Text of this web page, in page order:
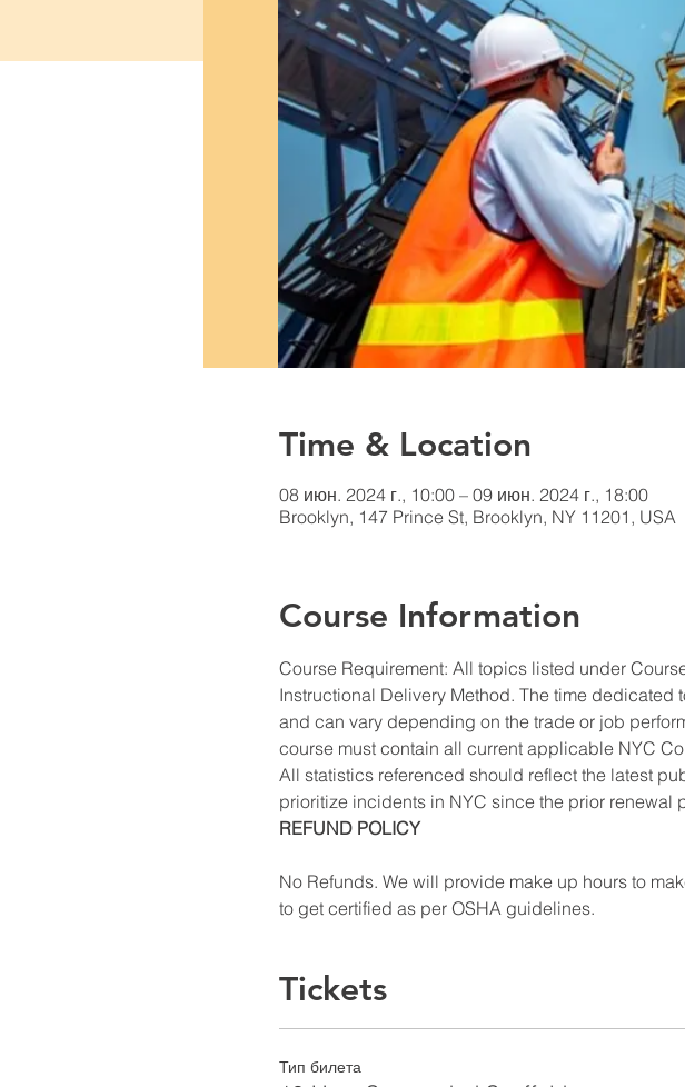
Time & Location
08 июн. 2024 г., 10:00 – 09 июн. 2024 г., 18:00
Brooklyn, 147 Prince St, Brooklyn, NY 11201, USA
Course Information
Course Requirement: All topics listed under
Instructional Delivery Method. The time
and can vary depending on the trade or job
course must contain all current applicable NYC
All statistics referenced should reflect the latest
prioritize incidents in NYC since the prior
REFUND POLICY
No Refunds. We will provide make up hours to
to get certified as per OSHA guidelines.
Tickets
Тип билета